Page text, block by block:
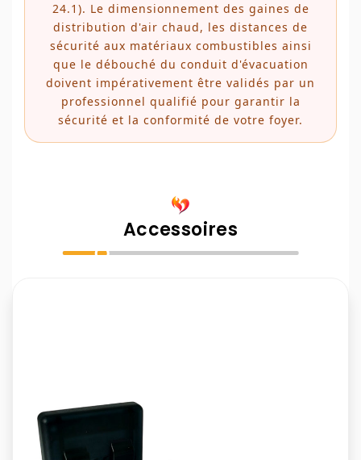
24.1). Le dimensionnement des gaines de
distribution d'air chaud, les distances de
sécurité aux matériaux combustibles ainsi
que le débouché du conduit d'évacuation
doivent impérativement être validés par un
professionnel qualifié pour garantir la
sécurité et la conformité de votre foyer.
Accessoires